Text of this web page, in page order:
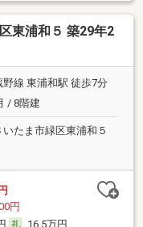
東浦和５ 築29年2
野線 東浦和駅 徒歩7分
/ 8階建
たま市緑区東浦和５
円
16.5万円